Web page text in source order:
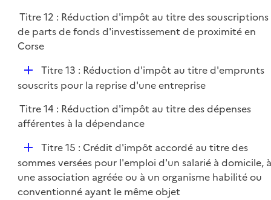
Titre 12 : Réduction d'impôt au titre des souscriptions
de parts de fonds d'investissement de proximité en
Corse
D
é
l
i
Titre 13 : Réduction d'impôt au titre d'emprunts
souscrits pour la reprise d'une entreprise
Titre 14 : Réduction d'impôt au titre des dépenses
afférentes à la dépendance
D
é
p
l
Titre 15 : Crédit d'impôt accordé au titre des
sommes versées pour l'emploi d'un salarié à domicile, à
une association agréée ou à un organisme habilité ou
conventionné ayant le même objet